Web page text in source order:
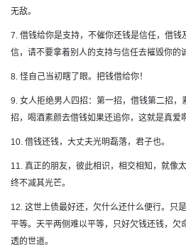
无敌。
7. 借钱给你是支持，不催你还钱是信任，借钱
信，请不要拿着别人的支持与信任去摧毁你的
8. 怪自己当初瞎了眼。把钱借给你！
9. 女人拒绝男人四招：第一招，借钱第二招，
招，喝酒素颜去借钱如果还追你，这就是真爱
10. 借钱还钱，大丈夫光明磊落，君子也。
11. 真正的朋友，彼此相识，相交相知，就像
终不减其光芒。
12. 这世上债最好还，欠什么还什么便行。只
平等。天平两侧难以平等，只好欠钱还钱，欠
透的世道。